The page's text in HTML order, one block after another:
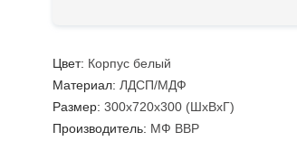
Цвет: Корпус белый
Материал: ЛДСП/МДФ
Размер: 300х720х300 (ШхВхГ)
Производитель: МФ ВВР